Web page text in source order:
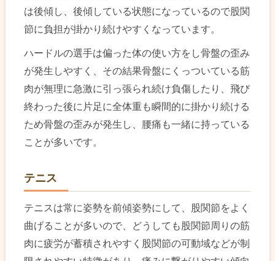
は後傾し、後傾している状態になっているので股関
節に負担が掛かり続けやすくなっています。
ハードルの選手は偏った体の使い方をし骨盤の歪み
が発生しやすく、その結果骨盤にくっついている筋
肉が無理に急激に引っ張られ続け負傷したり、飛び
終わった後に片足に全体重も瞬間的に掛かり続ける
ため骨盤の歪みが発生し、腰痛も一緒に持っている
ことが多いです。
テニス
テニスは常に姿勢を前傾姿勢にして、股関節をよく
曲げることが多いので、どうしても股関節周りの筋
肉に疲労が蓄積されやすく股関節の可動域などが制